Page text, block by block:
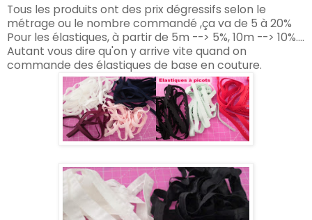
Tous les produits ont des prix dégressifs selon le
métrage ou le nombre commandé ,ça va de 5 à 20%
Pour les élastiques, à partir de 5m --> 5%, 10m --> 10%....
Autant vous dire qu'on y arrive vite quand on
commande des élastiques de base en couture.